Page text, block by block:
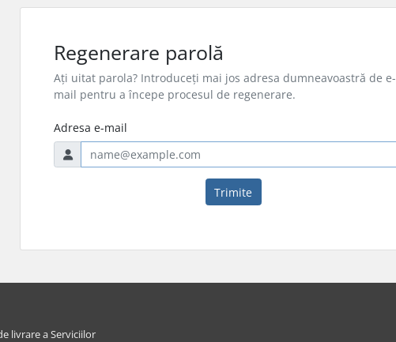
Regenerare parolă
Ați uitat parola? Introduceți mai jos adresa dumneavoastră de e-
mail pentru a începe procesul de regenerare.
Adresa e-mail
Trimite
livrare a Serviciilor